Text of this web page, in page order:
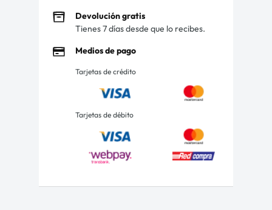
Devolución gratis
Tienes 7 días desde que lo recibes.
Medios de pago
Tarjetas de crédito
Tarjetas de débito